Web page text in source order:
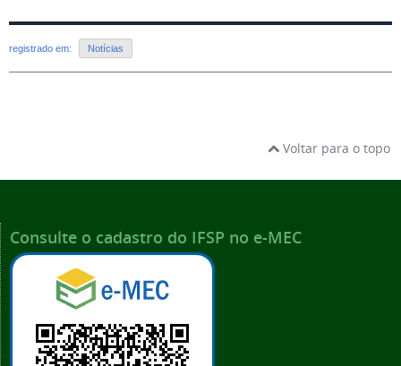
registrado em: Notícias
Voltar para o topo
Consulte o cadastro do IFSP no e-MEC